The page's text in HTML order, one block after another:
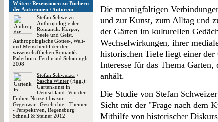
Weitere Rezensionen zu Büchern
der Autorinnen / Autoren:
Stefan Schweizer:
Anthropologie der
Romantik. Körper,
Seele und Geist.
Anthropologische Gottes-, Welt-
und Menschenbilder der
wissenschaftlichen Romantik,
Paderborn: Ferdinand Schöningh
2008
Stefan Schweizer /
Sascha Winter (Hgg.):
Gartenkunst in
Deutschland. Von der
Frühen Neuzeit bis zur
Gegenwart. Geschichte - Themen
- Perspektiven, Regensburg:
Schnell & Steiner 2012
Die mannigfaltigen
und zur Kunst, zum Alltag und
der Gärten im kulturellen
Wechselwirkungen, ihrer
historischen Tiefe liegt einer
Interesse für das Thema Garten,
anhält.
Die Studie von Stefan
Sicht mit der "Frage nach dem
Mithilfe von historischer